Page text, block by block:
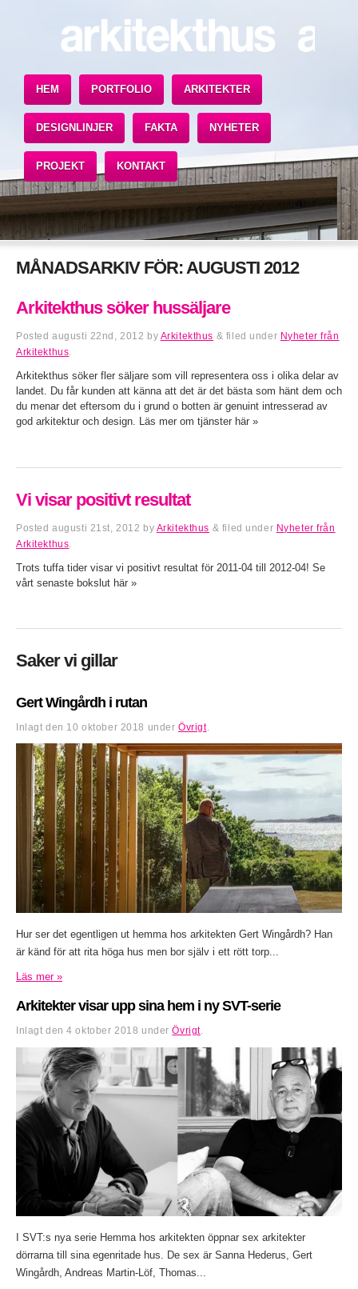
HEM PORTFOLIO ARKITEKTER
DESIGNLINJER FAKTA NYHETER
PROJEKT KONTAKT
MÅNADSARKIV FÖR:AUGUSTI 2012
Arkitekthus söker hussäljare
Postedaugusti 22nd, 2012 by Arkitekthus & filed under Nyheter från
Arkitekthus
Arkitekthus söker fler säljare som vill representera oss i olika delar av
landet. Du får kunden att känna att det är det bästa som hänt dem och
du menar det eftersom du i grund o botten är genuint intresserad av
god arkitektur och design. Läs mer om tjänster här »
Vi visar positivt resultat
Postedaugusti 21st, 2012 by Arkitekthus & filed under Nyheter från
Arkitekthus
Trots tuffa tider visar vi positivt resultat för 2011-04 till 2012-04! Se
vårt senaste bokslut här »
Saker vi gillar
Gert Wingårdh i rutan
Inlagt den 10 oktober 2018 underÖvrigt.
Hur ser det egentligen ut hemma hos arkitekten Gert Wingårdh? Han
är känd för att rita höga hus men bor själv i ett rött torp...
Läs mer »
Arkitekter visar upp sina hem i ny SVT-serie
Inlagt den4 oktober 2018 underÖvrigt.
I SVT:s nya serie Hemma hos arkitekten öppnar sex arkitekter
dörrarna till sina egenritade hus. De sex är Sanna Hederus, Gert
Wingårdh, Andreas Martin-Löf, Thomas...